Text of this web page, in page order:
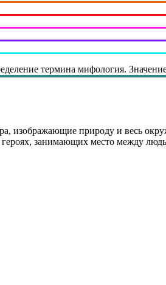
термина мифология.
изображающие природу и весь
занимающих место между